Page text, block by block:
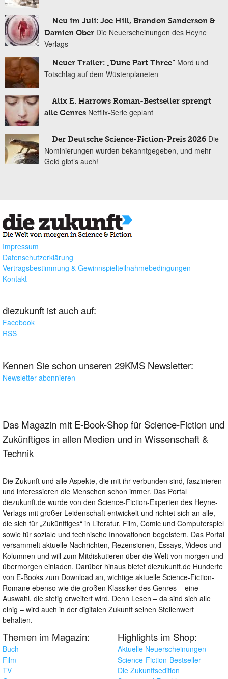
Neu im Juli: Joe Hill, Brandon Sanderson &
Damien Ober Die Neuerscheinungen des Heyne
Verlags
Neuer Trailer: „Dune Part Three“ Mord und
Totschlag auf dem Wüstenplaneten
Alix E. Harrows Roman-Bestseller sprengt
alle Genres Netflix-Serie geplant
Der Deutsche Science-Fiction-Preis 2026 Die
Nominierungen wurden bekanntgegeben, und mehr
Geld gibt’s auch!
Impressum
Datenschutzerklärung
Vertragsbestimmung & Gewinnspielteilnahmebedingungen
Kontakt
diezukunft ist auch auf:
Facebook
RSS
Kennen Sie schon unseren 29KMS Newsletter:
Newsletter abonnieren
Das Magazin mit E-Book-Shop für Science-Fiction und
Zukünftiges in allen Medien und in Wissenschaft &
Technik
Die Zukunft und alle Aspekte, die mit ihr verbunden sind, faszinieren
und interessieren die Menschen schon immer. Das Portal
diezukunft.de wurde von den Science-Fiction-Experten des Heyne-
Verlags mit großer Leidenschaft entwickelt und richtet sich an alle,
die sich für „Zukünftiges“ in Literatur, Film, Comic und Computerspiel
sowie für soziale und technische Innovationen begeistern. Das Portal
versammelt aktuelle Nachrichten, Rezensionen, Essays, Videos und
Kolumnen und will zum Mitdiskutieren über die Welt von morgen und
übermorgen einladen. Darüber hinaus bietet diezukunft.de Hunderte
von E-Books zum Download an, wichtige aktuelle Science-Fiction-
Romane ebenso wie die großen Klassiker des Genres – eine
Auswahl, die stetig erweitert wird. Denn Lesen – da sind sich alle
einig – wird auch in der digitalen Zukunft seinen Stellenwert
behalten.
Themen im Magazin:
Buch
Film
TV
Highlights im Shop:
Aktuelle Neuerscheinungen
Science-Fiction-Bestseller
Die Zukunftsedition